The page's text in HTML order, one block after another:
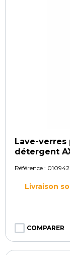
Lave-
détergent
Référence :
Livraison
COMPARER